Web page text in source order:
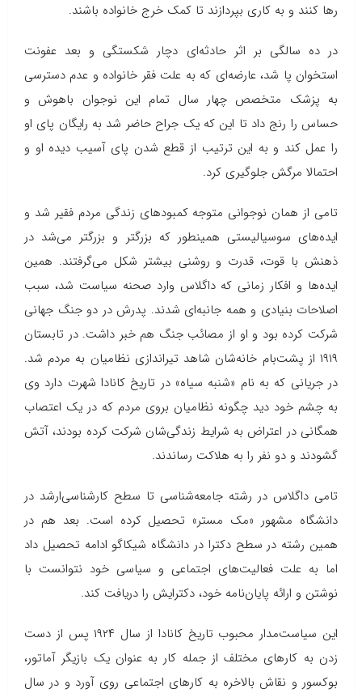
رها كنند و به كاری بپردازند تا كمك خرج خانواده باشند.
در ده سالگی بر اثر حادثه‌ای دچار شكستگی و بعد عفونت
استخوان پا شد، عارضه‌ای كه به علت فقر خانواده و عدم دسترسی
به پزشك متخصص چهار سال تمام این نوجوان باهوش و
حساس را رنج داد تا این كه یك جراح حاضر شد به رایگان پای او
را عمل كند و به این ترتیب از قطع شدن پای آسیب دیده او و
احتمالا مرگش جلوگیری كرد.
تامی از همان نوجوانی متوجه كمبودهای زندگی مردم فقیر شد و
ایده‌های سوسیالیستی همینطور كه بزرگتر و بزرگتر می‌شد در
ذهنش با قوت، قدرت و روشنی بیشتر شكل می‌گرفتند. همین
ایده‌ها و افكار زمانی كه داگلاس وارد صحنه سیاست شد، سبب
اصلاحات بنیادی و همه جانبه‌ای شدند. پدرش در دو جنگ جهانی
شركت كرده بود و او از مصائب جنگ هم خبر داشت. در تابستان
۱۹۱۹ از پشت‌بام خانه‌شان شاهد تیراندازی نظامیان به مردم شد.
در جریانی كه به نام «شنبه سیاه» در تاریخ كانادا شهرت دارد وی
به چشم خود دید چگونه نظامیان بروی مردم كه در یك اعتصاب
همگانی در اعتراض به شرایط زندگی‌شان شركت كرده بودند، آتش
گشودند و دو نفر را به هلاكت رساندند.
تامی داگلاس در رشته جامعه‌شناسی تا سطح کارشناسی‌ارشد در
دانشگاه مشهور «مک مستر» تحصیل کرده است. بعد هم در
همین رشته در سطح دکترا در دانشگاه شیکاگو ادامه تحصیل داد
اما به علت فعالیت‌های اجتماعی و سیاسی خود نتوانست با
نوشتن و ارائه پایان‌نامه خود، دکترایش را دریافت کند.
این سیاست‌مدار محبوب تاریخ کانادا از سال ۱۹۲۴ پس از دست
زدن به كارهای مختلف از جمله كار به عنوان یك بازیگر آماتور،
بوكسور و نقاش بالاخره به كارهای اجتماعی روی آورد و در سال